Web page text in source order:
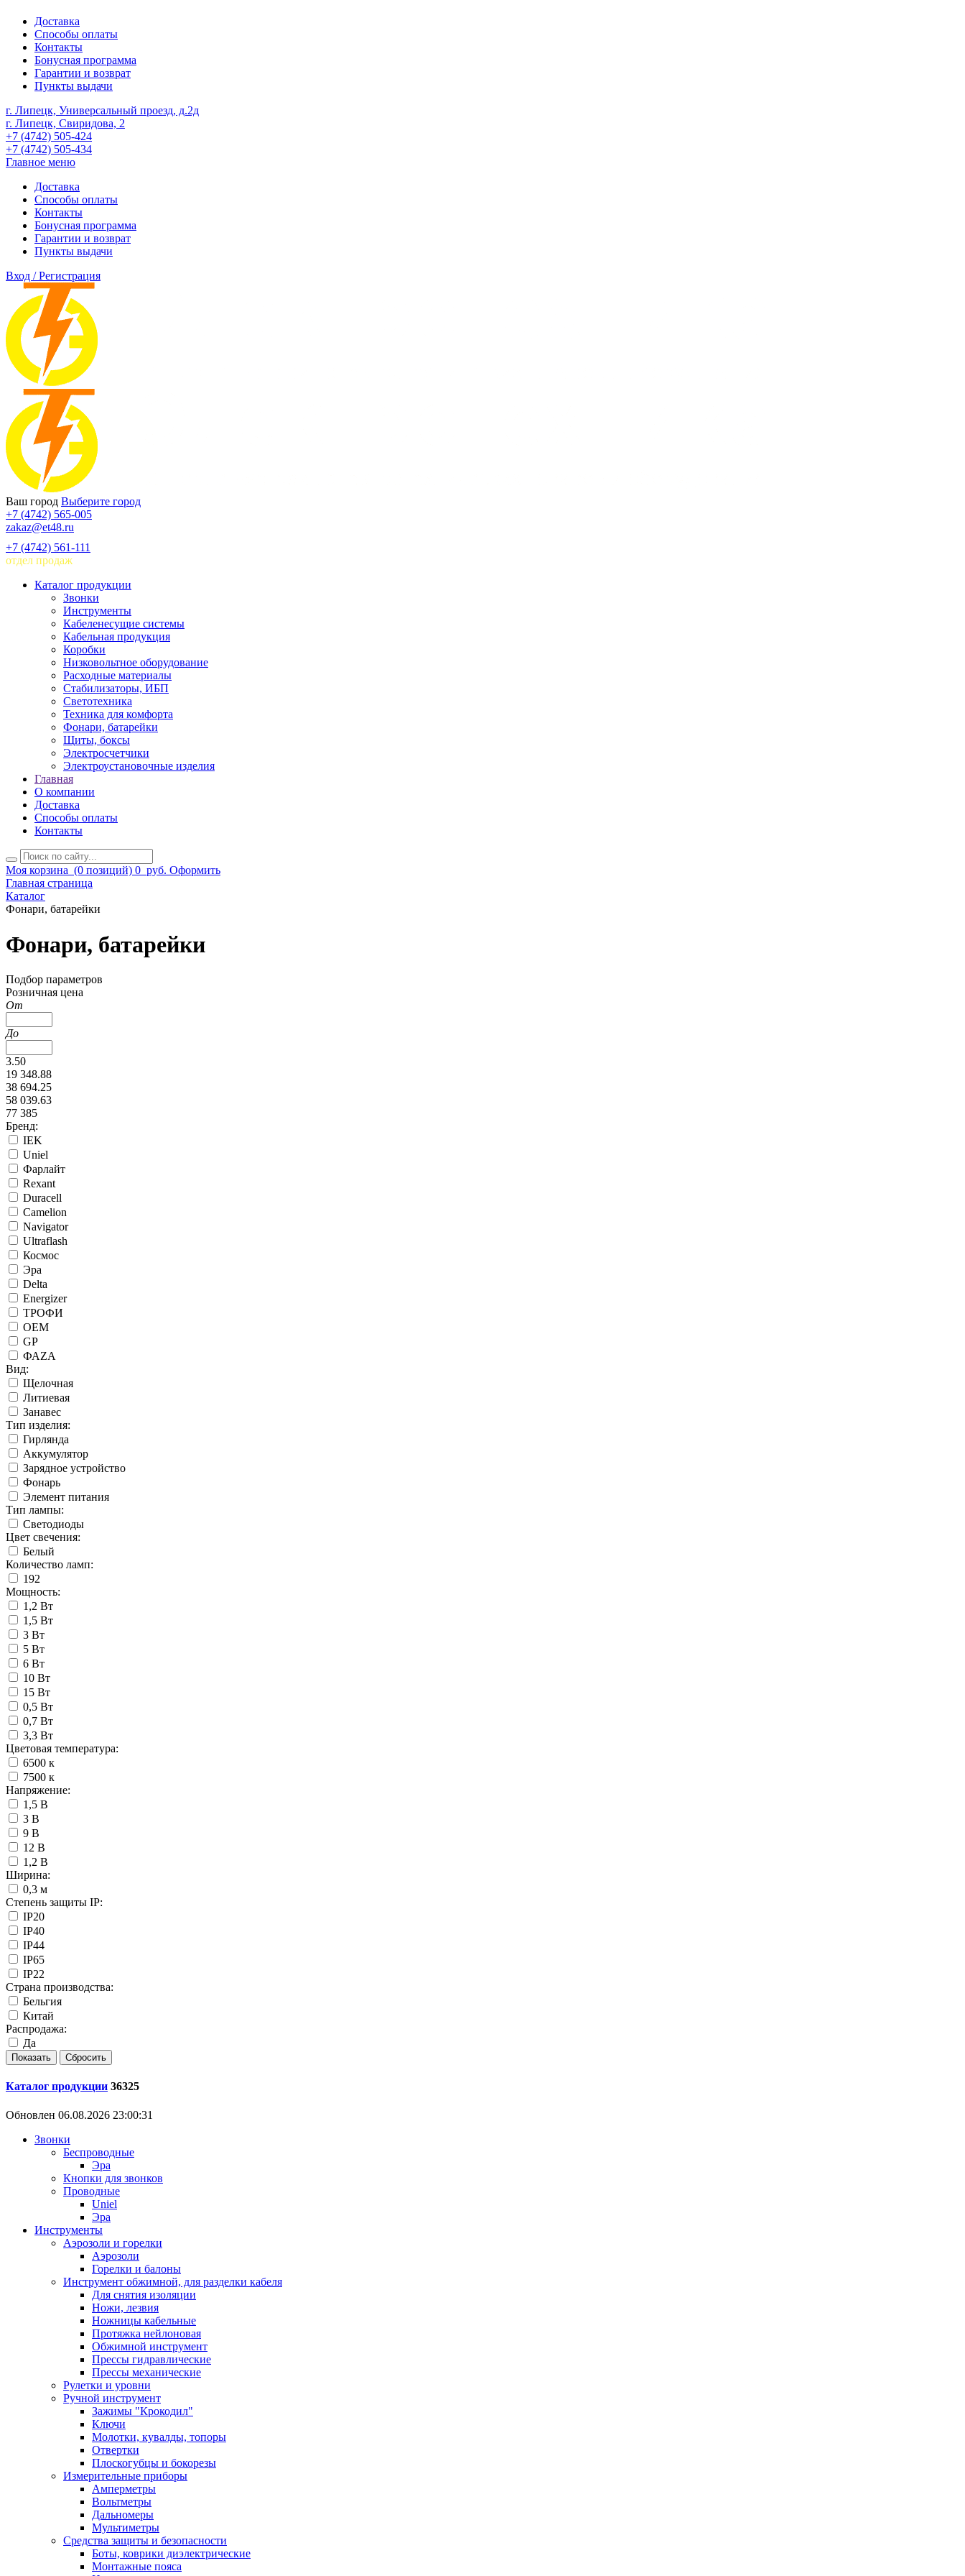
Доставка
Способы оплаты
Контакты
Бонусная программа
Гарантии и возврат
Пункты выдачи
г. Липецк, Универсальный проезд, д.2д
г. Липецк, Свиридова, 2
+7 (4742) 505-424
+7 (4742) 505-434
Главное меню
Доставка
Способы оплаты
Контакты
Бонусная программа
Гарантии и возврат
Пункты выдачи
Вход / Регистрация
Ваш город Выберите город
+7 (4742) 565-005
zakaz@et48.ru
+7 (4742) 561-111
отдел продаж
Каталог продукции
Звонки
Инструменты
Кабеленесущие системы
Кабельная продукция
Коробки
Низковольтное оборудование
Расходные материалы
Стабилизаторы, ИБП
Светотехника
Техника для комфорта
Фонари, батарейки
Щиты, боксы
Электросчетчики
Электроустановочные изделия
Главная
О компании
Доставка
Способы оплаты
Контакты
Моя корзина (0 позиций) 0 руб. Оформить
Главная страница
Каталог
Фонари, батарейки
Фонари, батарейки
Подбор параметров
Розничная цена
От
До
3.50
19 348.88
38 694.25
58 039.63
77 385
Бренд:
IEK
Uniel
Фарлайт
Rexant
Duracell
Camelion
Navigator
Ultraflash
Космос
Эра
Delta
Energizer
ТРОФИ
ОЕМ
GP
ФАZА
Вид:
Щелочная
Литиевая
Занавес
Тип изделия:
Гирлянда
Аккумулятор
Зарядное устройство
Фонарь
Элемент питания
Тип лампы:
Светодиоды
Цвет свечения:
Белый
Количество ламп:
192
Мощность:
1,2 Вт
1,5 Вт
3 Вт
5 Вт
6 Вт
10 Вт
15 Вт
0,5 Вт
0,7 Вт
3,3 Вт
Цветовая температура:
6500 к
7500 к
Напряжение:
1,5 В
3 В
9 В
12 В
1,2 В
Ширина:
0,3 м
Степень защиты IP:
IP20
IP40
IP44
IP65
IP22
Страна производства:
Бельгия
Китай
Распродажа:
Да
Каталог продукции 36325
Обновлен 06.08.2026 23:00:31
Звонки
Беспроводные
Эра
Кнопки для звонков
Проводные
Uniel
Эра
Инструменты
Аэрозоли и горелки
Аэрозоли
Горелки и балоны
Инструмент обжимной, для разделки кабеля
Для снятия изоляции
Ножи, лезвия
Ножницы кабельные
Протяжка нейлоновая
Обжимной инструмент
Прессы гидравлические
Прессы механические
Рулетки и уровни
Ручной инструмент
Зажимы "Крокодил"
Ключи
Молотки, кувалды, топоры
Отвертки
Плоскогубцы и бокорезы
Измерительные приборы
Амперметры
Вольтметры
Дальномеры
Мультиметры
Средства защиты и безопасности
Боты, коврики диэлектрические
Монтажные пояса